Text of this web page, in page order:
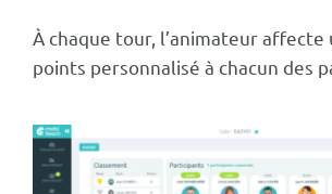
À chaque tour, l’animateur affecte
points personnalisé à chacun des